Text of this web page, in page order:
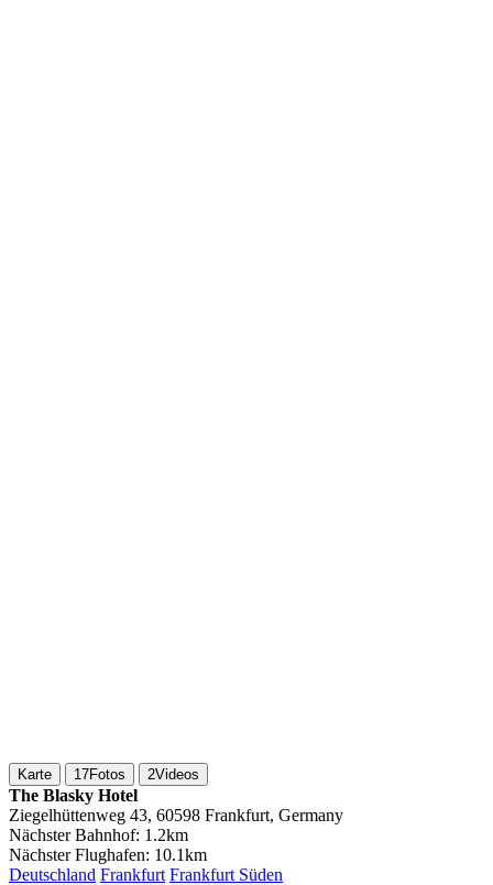
Karte 17Fotos 2Videos
The Blasky Hotel
Ziegelhüttenweg 43, 60598 Frankfurt, Germany
Nächster Bahnhof: 1.2km
Nächster Flughafen: 10.1km
Deutschland Frankfurt Frankfurt Süden